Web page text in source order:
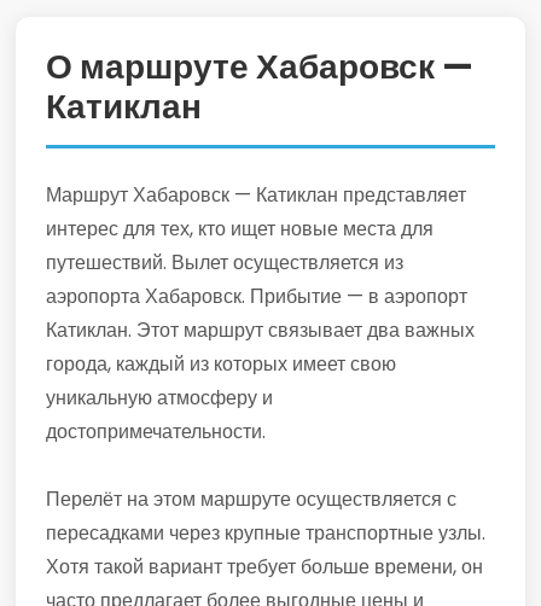
О маршруте Хабаровск —
Катиклан
Маршрут Хабаровск — Катиклан представляет
интерес для тех, кто ищет новые места для
путешествий. Вылет осуществляется из
аэропорта Хабаровск. Прибытие — в аэропорт
Катиклан. Этот маршрут связывает два важных
города, каждый из которых имеет свою
уникальную атмосферу и
достопримечательности.
Перелёт на этом маршруте осуществляется с
пересадками через крупные транспортные узлы.
Хотя такой вариант требует больше времени, он